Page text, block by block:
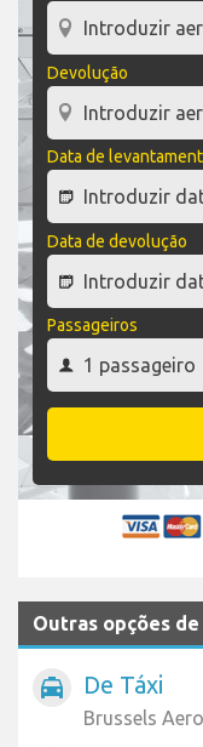
Devolução
Data de
Data de devolução
Passageiros
Outras opções
local_taxi De Táxi
Brussels